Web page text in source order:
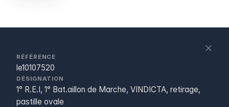
RÉFÉRENCE
le10107520
DÉSIGNATION
1° R.E.I, 1° Bat.aillon de Marche, VINDICTA, retirage,
pastille ovale